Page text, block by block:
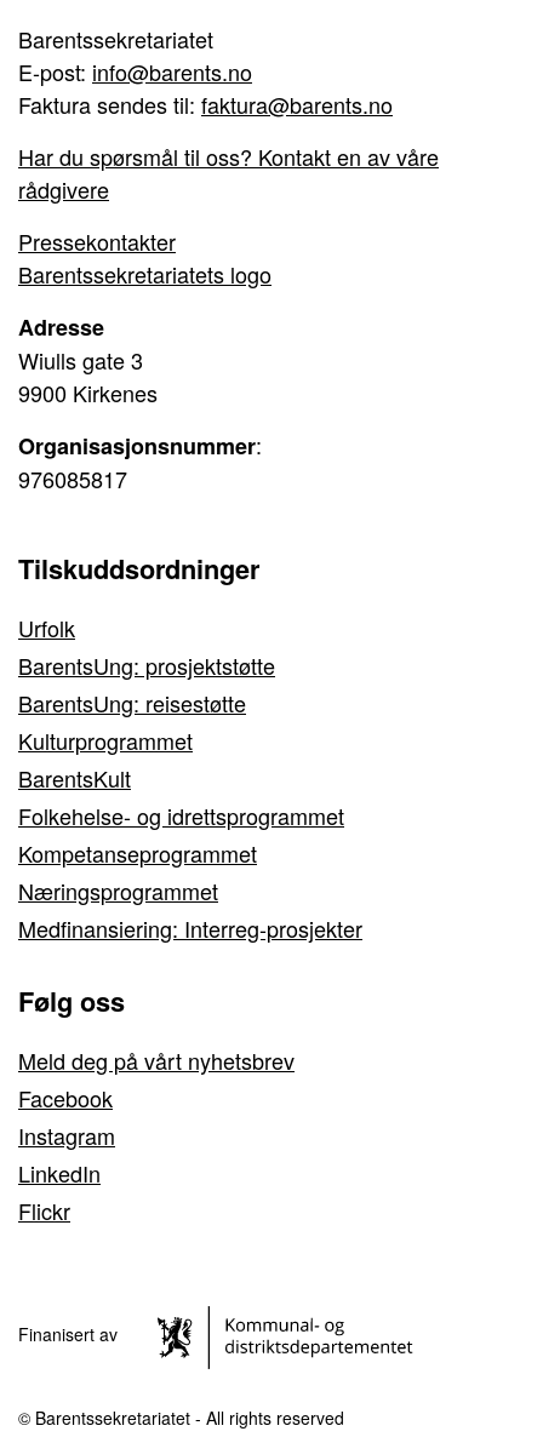
Barentssekretariatet
E-post: info@barents.no
Faktura sendes til: faktura@barents.no
Har du spørsmål til oss? Kontakt en av våre
rådgivere
Pressekontakter
Barentssekretariatets logo
Adresse
Wiulls gate 3
9900 Kirkenes
Organisasjonsnummer:
976085817
Tilskuddsordninger
Urfolk
BarentsUng: prosjektstøtte
BarentsUng: reisestøtte
Kulturprogrammet
BarentsKult
Folkehelse- og idrettsprogrammet
Kompetanseprogrammet
Næringsprogrammet
Medfinansiering: Interreg-prosjekter
Følg oss
Meld deg på vårt nyhetsbrev
Facebook
Instagram
LinkedIn
Flickr
Finanisert av
© Barentssekretariatet - All rights reserved